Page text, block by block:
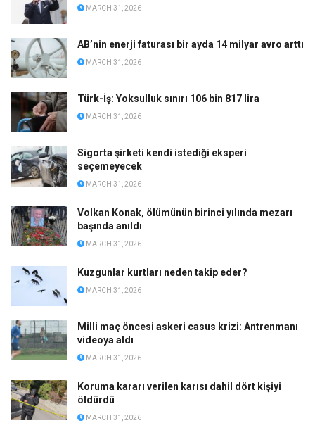
MARCH 31, 2026
AB’nin enerji faturası bir ayda 14 milyar avro arttı
MARCH 31, 2026
Türk-İş: Yoksulluk sınırı 106 bin 817 lira
MARCH 31, 2026
Sigorta şirketi kendi istediği eksperi
seçemeyecek
MARCH 31, 2026
Volkan Konak, ölümünün birinci yılında mezarı
başında anıldı
MARCH 31, 2026
Kuzgunlar kurtları neden takip eder?
MARCH 31, 2026
Milli maç öncesi askeri casus krizi: Antrenmanı
videoya aldı
MARCH 31, 2026
Koruma kararı verilen karısı dahil dört kişiyi
öldürdü
MARCH 31, 2026